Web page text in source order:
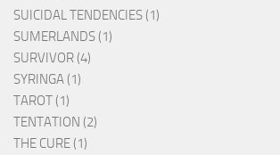
SUICIDAL TENDENCIES (1)
SUMERLANDS (1)
SURVIVOR (4)
SYRINGA (1)
TAROT (1)
TENTATION (2)
THE CURE (1)